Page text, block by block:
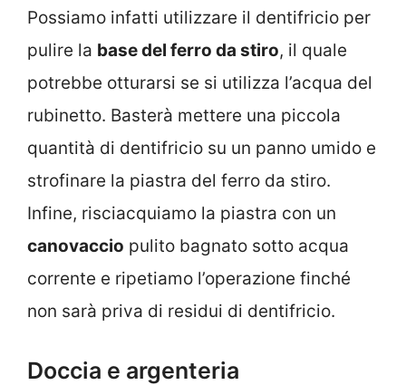
Possiamo infatti utilizzare il dentifricio per
pulire la base del ferro da stiro, il quale
potrebbe otturarsi se si utilizza l’acqua del
rubinetto. Basterà mettere una piccola
quantità di dentifricio su un panno umido e
strofinare la piastra del ferro da stiro.
Infine, risciacquiamo la piastra con un
canovaccio pulito bagnato sotto acqua
corrente e ripetiamo l’operazione finché
non sarà priva di residui di dentifricio.
Doccia e argenteria